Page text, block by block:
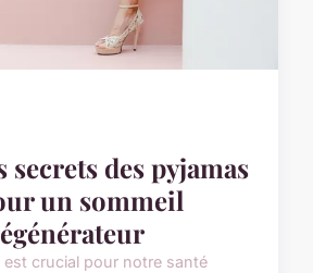
secrets des pyjamas
un sommeil
crucial pour notre santé